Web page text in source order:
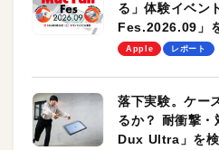
る」体験イベン
Fes.2026.09」
します！
Apple レポート
落下実験。ケー
るか？ 耐衝撃・
Dux Ultra」を